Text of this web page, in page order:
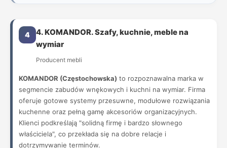
4
4. KOMANDOR. Szafy, kuchnie, meble na
wymiar
Producent mebli
KOMANDOR (Częstochowska) to rozpoznawalna marka w
segmencie zabudów wnękowych i kuchni na wymiar. Firma
oferuje gotowe systemy przesuwne, modułowe rozwiązania
kuchenne oraz pełną gamę akcesoriów organizacyjnych.
Klienci podkreślają "solidną firmę i bardzo słownego
właściciela", co przekłada się na dobre relacje i
dotrzymywanie terminów.